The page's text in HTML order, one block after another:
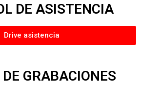
DE ASISTENCIA
Drive asistencia
GRABACIONES